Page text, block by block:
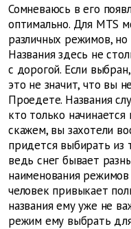
Сомневаюсь в его
оптимально. Для MTS
различных режимов, но
Названия здесь не
с дорогой. Если
это не значит, что вы
Проедете. Названия
кто только начинается
скажем, вы захотели
придется выбирать из
ведь снег бывает
наименования
человек привыкает
названия ему уже не
режим ему выбрать